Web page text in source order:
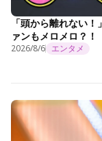
「頭から離れない
ァンもメロメロ？
2026/8/6 エンタメ